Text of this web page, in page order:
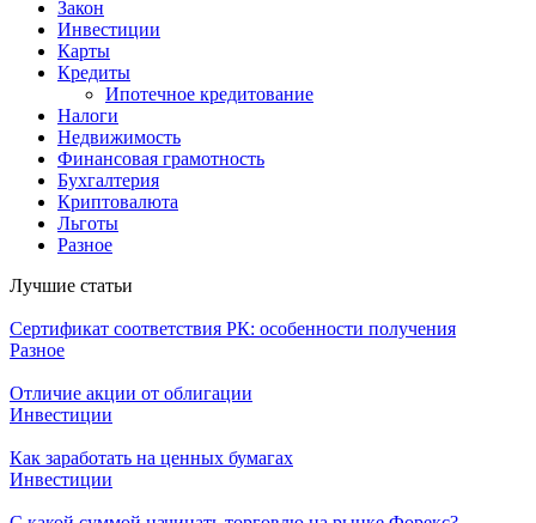
Закон
Инвестиции
Карты
Кредиты
Ипотечное кредитование
Налоги
Недвижимость
Финансовая грамотность
Бухгалтерия
Криптовалюта
Льготы
Разное
Лучшие статьи
Сертификат соответствия РК: особенности получения
Разное
Отличие акции от облигации
Инвестиции
Как заработать на ценных бумагах
Инвестиции